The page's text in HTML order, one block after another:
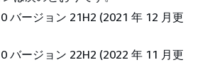
バージョン 21H2 (2021 年 12 月更
バージョン 22H2 (2022 年 11 月更